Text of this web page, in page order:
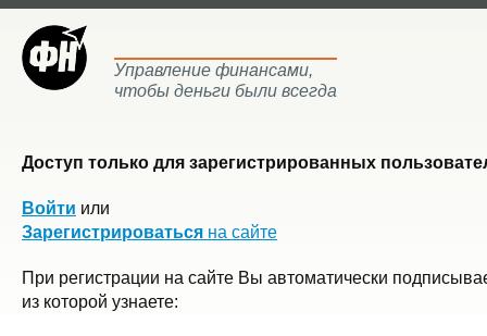
Управление финансами,
чтобы деньги были всегда
Доступ только для зарегистрированных
Войти или
Зарегистрироваться на сайте
При регистрации на сайте Вы автоматически
из которой узнаете: